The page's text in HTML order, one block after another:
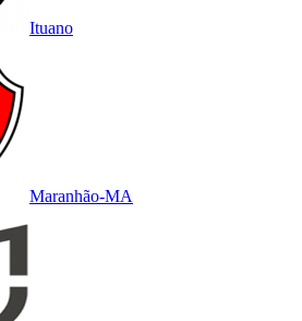
Ituano
Maranhão-MA